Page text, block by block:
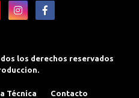
los derechos reservados
Técnica Contacto